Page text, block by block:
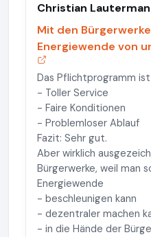
Christian
Mit den
Energiewende von
Das Pflichtprogramm
- Toller Service
- Faire Konditionen
- Problemloser Ablauf
Fazit: Sehr gut.
Aber wirklich
Bürgerwerke, weil man
Energiewende
- beschleunigen kann
- dezentraler machen
- in die Hände der